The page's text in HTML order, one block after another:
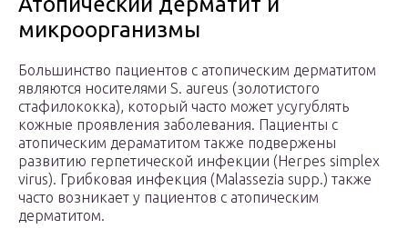
микроорганизмы
Большинство пациентов с атопическим дерматитом
являются носителями S. aureus (золотистого
стафилококка), который часто может усугублять
кожные проявления заболевания. Пациенты с
атопическим дераматитом также подвержены
развитию герпетической инфекции (Herpes simplex
virus). Грибковая инфекция (Malassezia supp.) также
часто возникает у пациентов с атопическим
дерматитом.